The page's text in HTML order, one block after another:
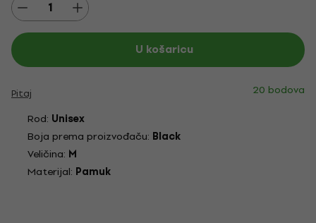
U košaricu
Pitaj
20 bodova
Rod: Unisex
Boja prema proizvođaču: Black
Veličina: M
Materijal: Pamuk